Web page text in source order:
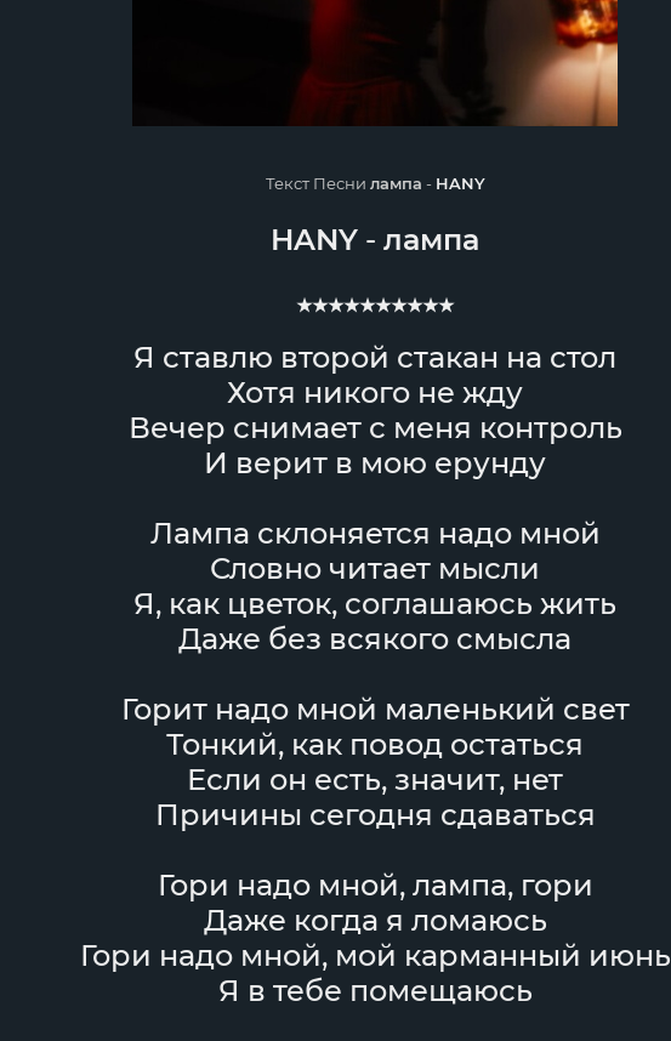
Текст Песни лампа - HANY
HANY - лампа
★★★★★★★★★★
Я ставлю второй стакан на стол
Хотя никого не жду
Вечер снимает с меня контроль
И верит в мою ерунду
Лампа склоняется надо мной
Словно читает мысли
Я, как цветок, соглашаюсь жить
Даже без всякого смысла
Горит надо мной маленький свет
Тонкий, как повод остаться
Если он есть, значит, нет
Причины сегодня сдаваться
Гори надо мной, лампа, гори
Даже когда я ломаюсь
Гори надо мной, мой карманный июнь
Я в тебе помещаюсь